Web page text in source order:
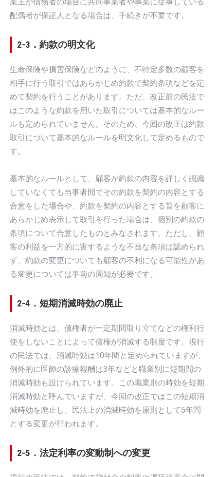
配偶者が保証人となる場合は、手続きが不要です。
2-3．約款の明文化
生命保険や損害保険などのように、不特定多数の顧客を
相手に行う取引ではあらかじめ約款で契約条項などを定
めて契約を行うことがあります。ただ、改正前の民法で
はこのような約款を用いた取引については基本的なルー
ルも定められていません。そのため、今回の改正は約款
取引について基本的なルールを明文化して定めるもので
す。
基本的なルールとして、顧客が約款の内容を詳しく認識
していなくても当事者間でその約款を契約の内容とする
合意をした場合や、約款を契約の内容とする旨を顧客に
あらかじめ表示して取引を行った場合は、個別の約款の
条項について合意したものとみなされます。ただし、顧
客の利益を一方的に害するような不当な条項は認められ
ず、約款の変更についても顧客の不利になる可能性があ
る変更については事前の周知が必要です。
2-4．短期消滅時効の廃止
消滅時効とは、債権者が一定期間取り立てなどの権利行
使をしないことによって債権が消滅する制度です。現行
の民法では、消滅時効は10年間と定められていますが、
例外的に医師の診療報酬は3年などと職業別に短期間の
消滅時効も設けられています。この職業別の時効を短期
消滅時効と呼んでいますが、今回の改正ではこの短期消
滅時効を廃止し、民法上の消滅時効を原則として5年間
とする変更が行われます。
2-5．法定利率の変動制への変更